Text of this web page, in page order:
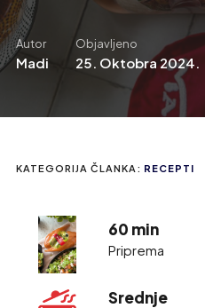
Autor
Madi
Objavljeno
25. Oktobra 2024.
KATEGORIJA ČLANKA: RECEPTI
60 min
Priprema
Srednje